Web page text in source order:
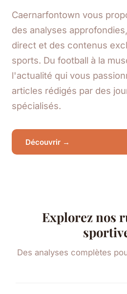
Caernarfontown vous
des analyses
direct et des contenus
sports. Du football à la
l'actualité qui vous
articles rédigés par des
spécialisés.
Découvrir →
Explorez nos
Des analyses complètes